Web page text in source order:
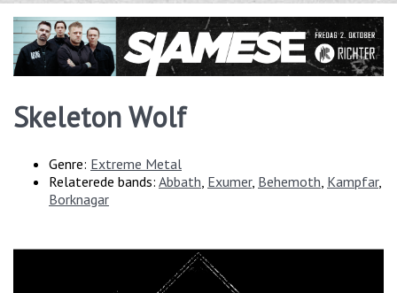
Skeleton Wolf
Genre: Extreme Metal
Relaterede bands: Abbath Exumer, Behemoth Kampfar,
Borknagar